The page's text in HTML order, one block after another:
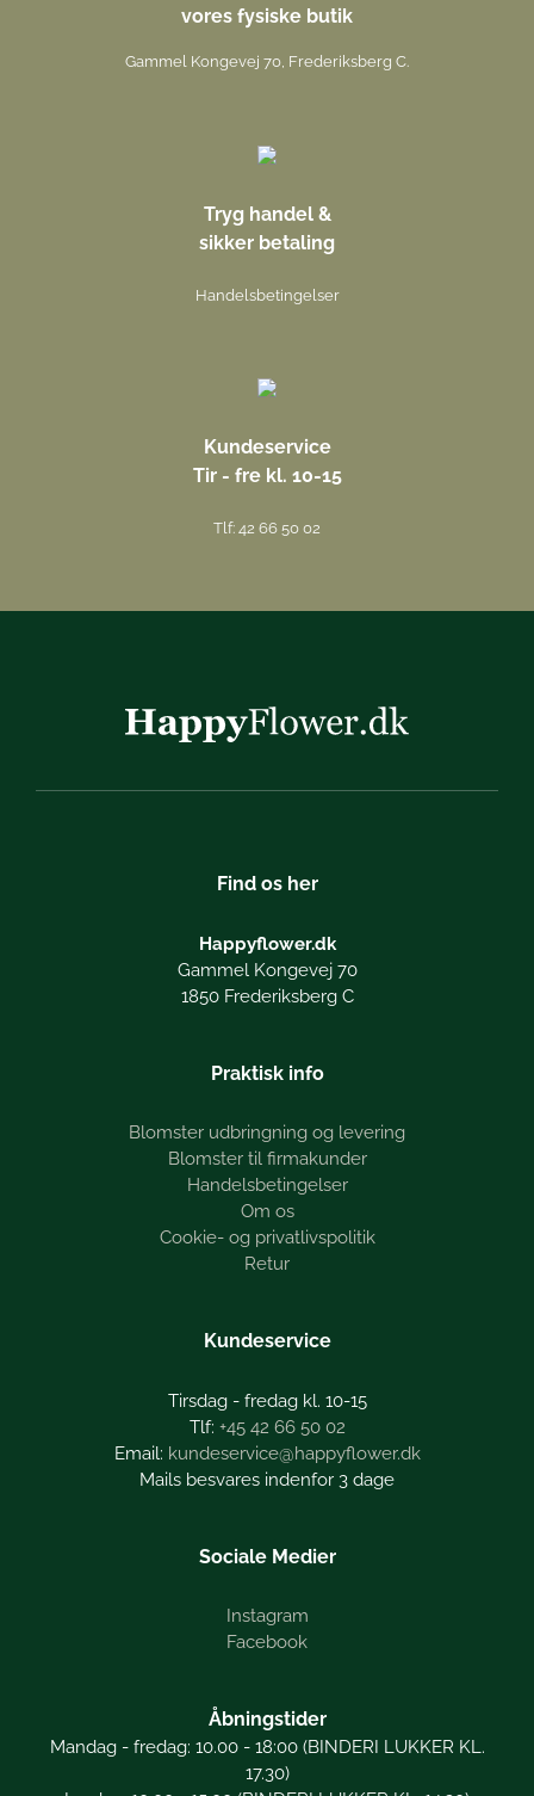
vores fysiske butik
Gammel Kongevej 70, Frederiksberg C.
Tryg handel &
sikker betaling
Handelsbetingelser
Kundeservice
Tir - fre kl. 10-15
Tlf: 42 66 50 02
Find os her
Happyflower.dk
Gammel Kongevej 70
1850 Frederiksberg C
Praktisk info
Blomster udbringning og levering
Blomster til firmakunder
Handelsbetingelser
Om os
Cookie- og privatlivspolitik
Retur
Kundeservice
Tirsdag - fredag kl. 10-15
+45 42 66 50 02
kundeservice@happyflower.dk
Mails besvares indenfor 3 dage
Sociale Medier
Instagram
Facebook
Åbningstider
Mandag - fredag: 10.00 - 18:00 (BINDERI LUKKER KL.
17.30)